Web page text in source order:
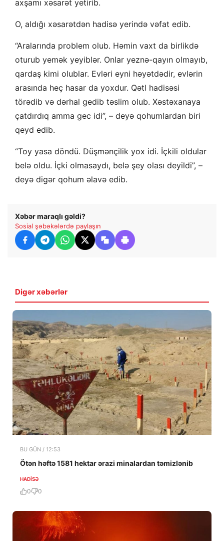
axşamı xəsarət yetirib.
O, aldığı xəsarətdən hadisə yerində vəfat edib.
“Aralarında problem olub. Həmin vaxt da birlikdə
oturub yemək yeyiblər. Onlar yeznə-qayın olmayıb,
qardaş kimi olublar. Evləri eyni həyətdədir, evlərin
arasında heç hasar da yoxdur. Qətl hadisəsi
törədib və dərhal gedib təslim olub. Xəstəxanaya
çatdırdıq amma gec idi”, – deyə qohumlardan biri
qeyd edib.
“Toy yasa döndü. Düşmənçilik yox idi. İçkili oldular
belə oldu. İçki olmasaydı, belə şey olası deyildi”, –
deyə digər qohum əlavə edib.
Xəbər maraqlı gəldi?
Sosial şəbəkələrdə paylaşın
Digər xəbərlər
BU GÜN / 12:53
Ötən həftə 1581 hektar ərazi minalardan təmizlənib
HADISƏ
0 0